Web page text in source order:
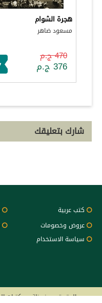
هجرة الشوام
مسعود ضاهر
470 ج.م
376 ج.م
شارك بتعليقك
كتب عربية
عروض وخصومات
سياسة الاستخدام
جميع الحقوق محفوظة - مكتبات